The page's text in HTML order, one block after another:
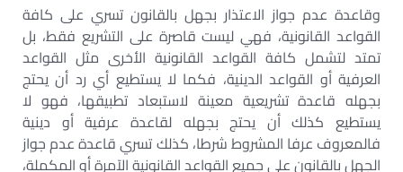
وقاعدة عدم جواز الاعتذار بجهل بالقانون تسري على كافة
القواعد القانونية، فهي ليست قاصرة على التشريع فقط، بل
تمتد لتشمل كافة القواعد القانونية الأخرى مثل القواعد
العرفية أو القواعد الدينية، فكما لا يستطيع أي رد أن يحتج
بجهله قاعدة تشريعية معينة لاستبعاد تطبيقها، فهو لا
يستطيع كذلك أن يحتج بجهله لقاعدة عرفية أو دينية
فالمعروف عرفا المشروط شرطا، كذلك تسري قاعدة عدم جواز
الجهل بالقانون على جميع القواعد القانونية الآمرة أو المكملة،